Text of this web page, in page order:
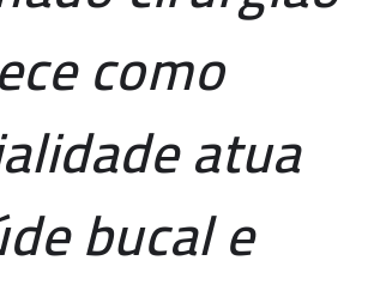
como
atua
bucal e